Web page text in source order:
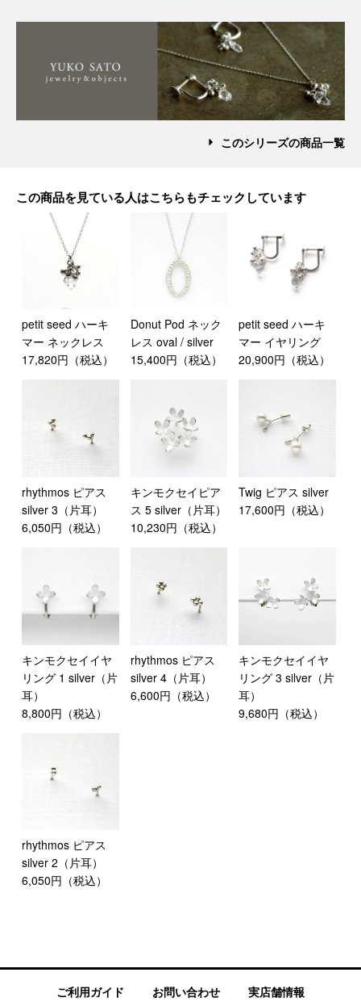
このシリーズの商品一覧
この商品を見ている人はこちらもチェックしています
petit seed ハーキ
マー ネックレス
17,820円（税込）
Donut Pod ネック
レス oval / silver
15,400円（税込）
petit seed ハーキ
マー イヤリング
20,900円（税込）
rhythmos ピアス
silver 3（片耳）
6,050円（税込）
キンモクセイピア
ス 5 silver（片耳）
10,230円（税込）
Twig ピアス silver
17,600円（税込）
キンモクセイイヤ
リング 1 silver（片
耳）
8,800円（税込）
rhythmos ピアス
silver 4（片耳）
6,600円（税込）
キンモクセイイヤ
リング 3 silver（片
耳）
9,680円（税込）
rhythmos ピアス
silver 2（片耳）
6,050円（税込）
ご利用ガイド お問い合わせ 実店舗情報